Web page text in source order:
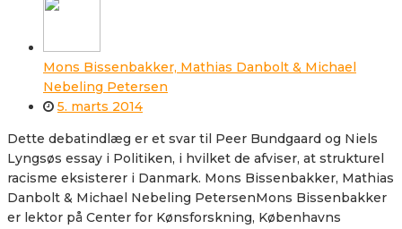
Mons Bissenbakker, Mathias Danbolt & Michael
Nebeling Petersen
5. marts 2014
Dette debatindlæg er et svar til Peer Bundgaard og Niels
Lyngsøs essay i Politiken, i hvilket de afviser, at strukturel
racisme eksisterer i Danmark. Mons Bissenbakker, Mathias
Danbolt & Michael Nebeling PetersenMons Bissenbakker
er lektor på Center for Kønsforskning, Københavns